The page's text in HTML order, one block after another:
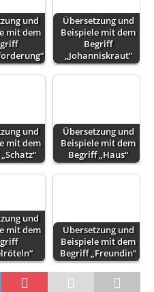
und
mit dem
Übersetzung und
Beispiele mit dem
Begriff
„Johanniskraut“
und
mit dem
Übersetzung und
Beispiele mit dem
Begriff „Haus“
und
mit dem
Übersetzung und
Beispiele mit dem
Begriff „Freundin“